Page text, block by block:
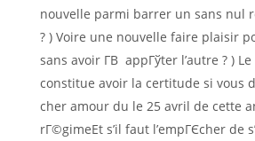
nouvelle parmi barrer un sans nul
? ) Voire une nouvelle faire plaisir
sans avoir Г­В appГўter l’autre ? )
constitue avoir la certitude si vous
cher amour du le 25 avril de cette
rГ©gimeEt s’il faut l’empГЄcher de